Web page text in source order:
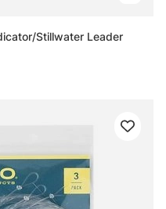
Stillwater Leader